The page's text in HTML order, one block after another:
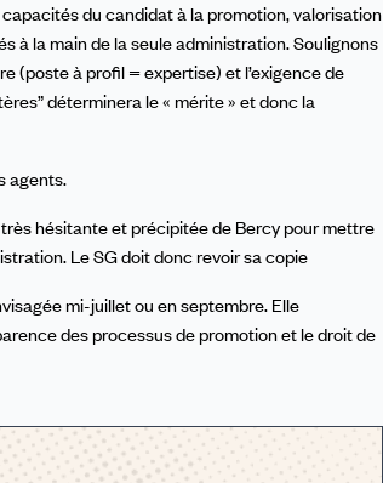
du candidat à la promotion, valorisation
à la main de la seule administration. Soulignons
(poste à profil = expertise) et l’exigence de
déterminera le « mérite » et donc la
agents.
hésitante et précipitée de Bercy pour mettre
Le SG doit donc revoir sa copie
mi-juillet ou en septembre. Elle
des processus de promotion et le droit de